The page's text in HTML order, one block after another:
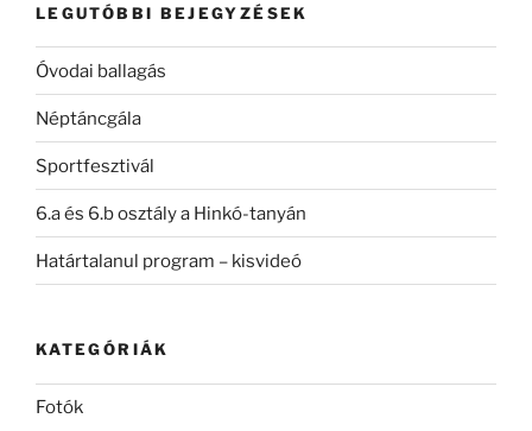
LEGUTÓBBI BEJEGYZÉSEK
Óvodai ballagás
Néptáncgála
Sportfesztivál
6.a és 6.b osztály a Hinkó-tanyán
Határtalanul program – kisvideó
KATEGÓRIÁK
Fotók